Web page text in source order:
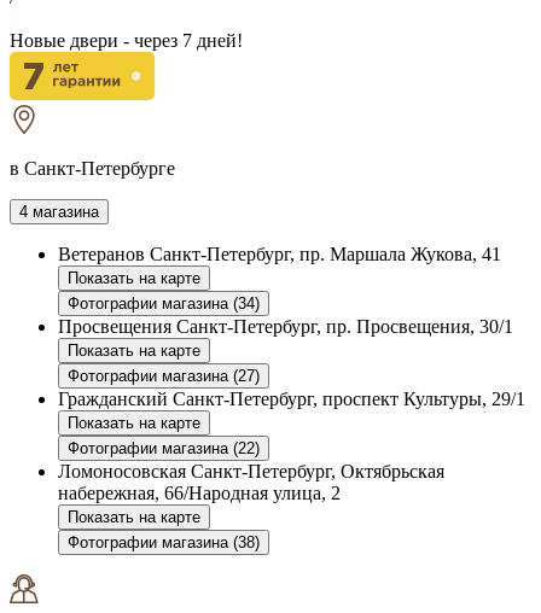
Новые двери - через 7 дней!
в Санкт-Петербурге
4 магазина
Ветеранов Санкт-Петербург, пр. Маршала Жукова, 41
Показать на карте
Фотографии магазина (34)
Просвещения Санкт-Петербург, пр. Просвещения, 30/1
Показать на карте
Фотографии магазина (27)
Гражданский Санкт-Петербург, проспект Культуры, 29/1
Показать на карте
Фотографии магазина (22)
Ломоносовская Санкт-Петербург, Октябрьская
набережная, 66/Народная улица, 2
Показать на карте
Фотографии магазина (38)